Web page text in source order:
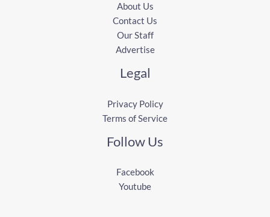
About Us
Contact Us
Our Staff
Advertise
Legal
Privacy Policy
Terms of Service
Follow Us
Facebook
Youtube